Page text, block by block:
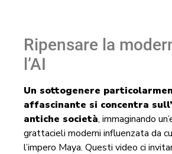
Ripensare la
l’AI
Un sottogenere
affascinante si concentra
antiche società, immaginando
grattacieli moderni influenzata da
l’impero Maya. Questi video ci